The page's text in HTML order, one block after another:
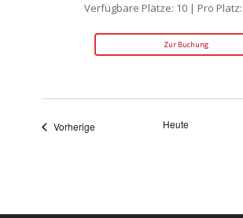
Verfügbare Plätze: 10 | Pro Platz:
Zur Buchung
Vorherige VeranstaltungenHeute